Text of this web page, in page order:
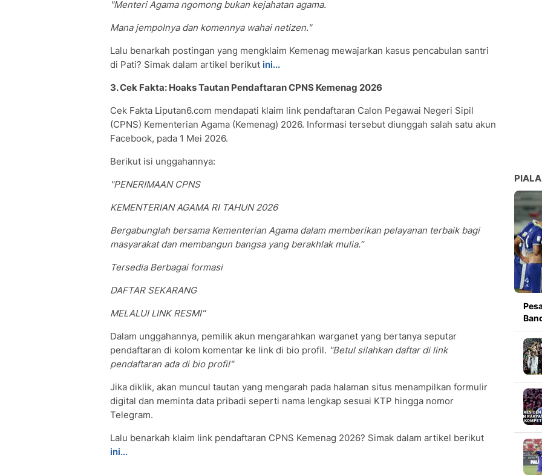
"Menteri Agama ngomong bukan kejahatan agama.
Mana jempolnya dan komennya wahai netizen."
Lalu benarkah postingan yang mengklaim Kemenag mewajarkan kasus pencabulan santri
di Pati? Simak dalam artikel berikut ini...
3. Cek Fakta: Hoaks Tautan Pendaftaran CPNS Kemenag 2026
Cek Fakta Liputan6.com mendapati klaim link pendaftaran Calon Pegawai Negeri Sipil
(CPNS) Kementerian Agama (Kemenag) 2026. Informasi tersebut diunggah salah satu akun
Facebook, pada 1 Mei 2026.
Berikut isi unggahannya:
"PENERIMAAN CPNS
KEMENTERIAN AGAMA RI TAHUN 2026
Bergabunglah bersama Kementerian Agama dalam memberikan pelayanan terbaik bagi
masyarakat dan membangun bangsa yang berakhlak mulia.”
Tersedia Berbagai formasi
DAFTAR SEKARANG
MELALUI LINK RESMI"
Dalam unggahannya, pemilik akun mengarahkan warganet yang bertanya seputar
pendaftaran di kolom komentar ke link di bio profil. "Betul silahkan daftar di link
pendaftaran ada di bio profil"
Jika diklik, akan muncul tautan yang mengarah pada halaman situs menampilkan formulir
digital dan meminta data pribadi seperti nama lengkap sesuai KTP hingga nomor
Telegram.
Lalu benarkah klaim link pendaftaran CPNS Kemenag 2026? Simak dalam artikel berikut
ini...